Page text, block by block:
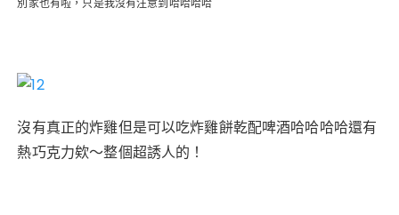
沒有真正的炸雞但是可以吃炸雞餅乾配啤酒哈哈哈哈還有
熱巧克力欸～整個超誘人的！